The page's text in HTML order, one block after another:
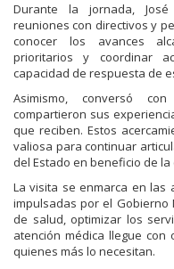
Durante la jornada,
reuniones con directivos y
conocer los avances
prioritarios y coordinar
capacidad de respuesta de
Asimismo, conversó
compartieron sus
que reciben. Estos
valiosa para continuar
del Estado en beneficio de
La visita se enmarca en las
impulsadas por el
de salud, optimizar los
atención médica llegue con
quienes más lo necesitan.